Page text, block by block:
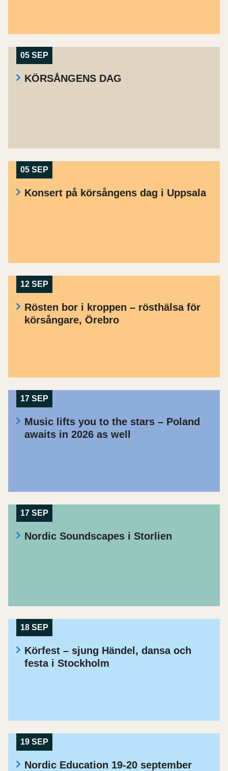
05 SEP
KÖRSÅNGENS DAG
05 SEP
Konsert på körsångens dag i Uppsala
12 SEP
Rösten bor i kroppen – rösthälsa för
körsångare, Örebro
17 SEP
Music lifts you to the stars – Poland
awaits in 2026 as well
17 SEP
Nordic Soundscapes i Storlien
18 SEP
Körfest – sjung Händel, dansa och
festa i Stockholm
19 SEP
Nordic Education 19-20 september